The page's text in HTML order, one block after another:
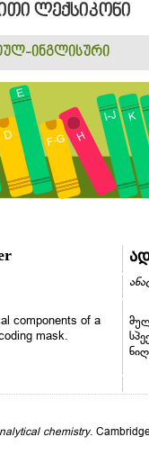
ლექსიკონი
ინგლისური
components of a
mask.
chemistry.